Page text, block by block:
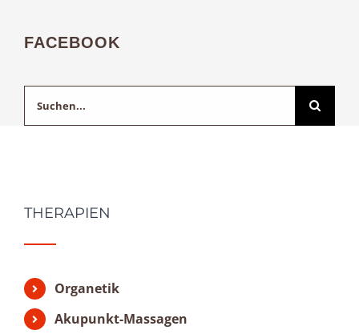
FACEBOOK
THERAPIEN
Organetik
Akupunkt-Massagen